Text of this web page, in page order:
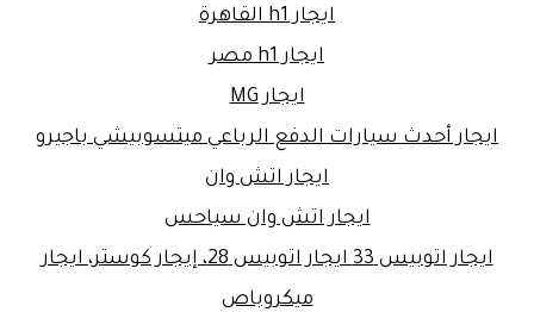
ايجار h1 القاهرة
ايجار h1 مصر
ايجار MG
ايجار أحدث سيارات الدفع الرباعي ميتسوبيشي باجيرو
ايجار اتش وان
ايجار اتش وان سياحس
ايجار اتوبيس 33 ايجار اتوبيس 28، إيجار كوستر، ايجار
ميكروباص